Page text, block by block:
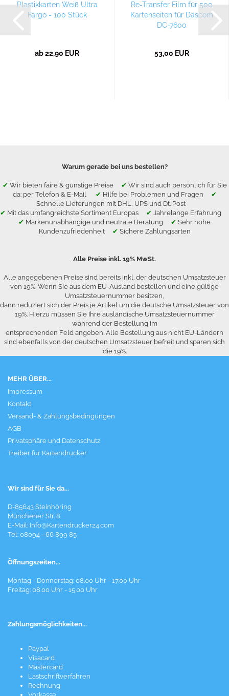
Plastikkarten Weiß Ultra
Fargo - 100 Stück
ab 22,90 EUR
Re-Transfer Film für 500
Kartenseiten für Dascom
DC-7600
53,00 EUR
Warum gerade bei uns bestellen?
✔ Wir bieten faire & günstige Preise ✔ Wir sind auch persönlich für Sie
da: per Telefon & E-Mail ✔ Hilfe bei Problemen und Fragen ✔
Schnelle Lieferungen mit DHL, UPS und Dt. Post
✔ Mit das umfangreichste Sortiment Europas ✔ Jahrelange Erfahrung
✔ Markenunabhängige und neutrale Beratung ✔ Sehr hohe
Kundenzufriedenheit ✔ Sichere Zahlungsarten
Alle Preise inkl. 19% MwSt.
Alle angegebenen Preise sind bereits inkl. der deutschen Umsatzsteuer
von 19%. Wenn Sie aus dem EU-Ausland bestellen und eine gültige
Umsatzsteuernummer besitzen,
dann reduziert sich der Preis je Artikel um die deutsche Umsatzsteuer von
19%. Hierzu müssen Sie Ihre ausländische Umsatzsteuernummer
während der Bestellung im
entsprechenden Feld angeben. Alle Bestellung aus nicht EU-Ländern
sind ebenfalls von der deutschen Umsatzsteuer befreit und sparen sich
die 19%.
MEHR ÜBER...
Impressum
Kontakt
Versand- & Zahlungsbedingungen
AGB
Privatsphäre und Datenschutz
Treiber für Kartendrucker
Wir sind für Sie da...
D-85643 Steinhöring
Münchener Str. 8
E-Mail: Info@Kartendrucker24.com
Tel: 08094 - 66 899 85
Öffnungszeiten...
Montag - Donnerstag: 08.00 Uhr - 17.00 Uhr
Freitag: 08.00 Uhr - 15.00 Uhr
Zahlungsmöglichkeiten...
Paypal
Visacard
Mastercard
Lastschriftverfahren
Rechnung